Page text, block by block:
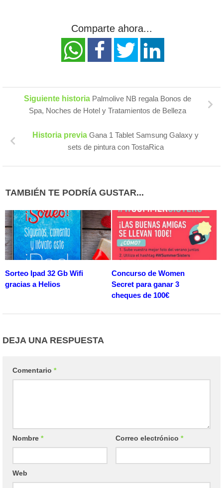
Comparte ahora...
Siguiente historia Palmolive NB regala Bonos de
Spa, Noches de Hotel y Tratamientos de Belleza
Historia previa Gana 1 Tablet Samsung Galaxy y
sets de pintura con TostaRica
TAMBIÉN TE PODRÍA GUSTAR...
Sorteo Ipad 32 Gb Wifi
gracias a Helios
Concurso de Women
Secret para ganar 3
cheques de 100€
DEJA UNA RESPUESTA
Comentario *
Nombre * Correo electrónico *
Web